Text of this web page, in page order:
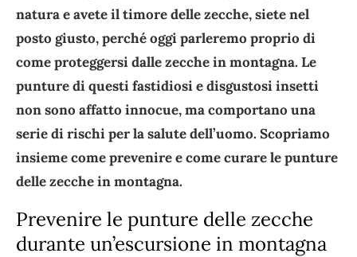
natura e avete il timore delle zecche, sietenel
posto giusto, perché oggi parleremo proprio di
come proteggersi dalle zecche in montagna. Le
punture di questi fastidiosi e disgustosi insetti
non sono affatto innocue, ma comportano una
serie di rischi per la salute dell’uomo. Scopriamo
insieme come prevenire e come curare le punture
delle zecche in montagna.
Prevenire le punture delle zecche
durante un’escursione in montagna